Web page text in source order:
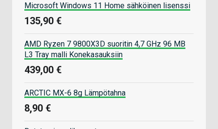
Microsoft Windows 11 Home sähköinen lisenssi
135,90 €
AMD Ryzen 7 9800X3D suoritin 4,7 GHz 96 MB
L3 Tray malli Konekasauksiin
439,00 €
ARCTIC MX-6 8g Lämpötahna
8,90 €